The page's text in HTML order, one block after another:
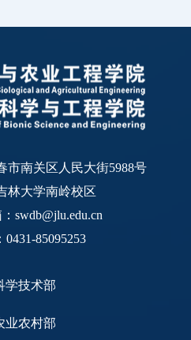
市南关区人民大街5988号
南岭校区
swdb@jlu.edu.cn
0431-85095253
学技术部
业农村部